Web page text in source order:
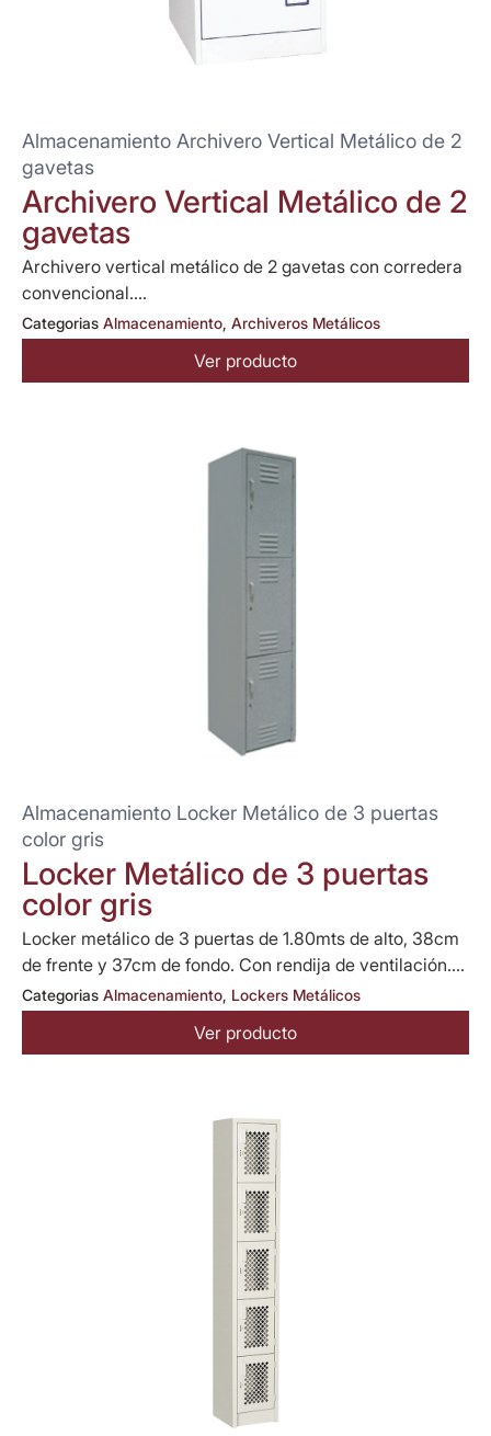
Almacenamiento Archivero Vertical Metálico de 2
gavetas
Archivero Vertical Metálico de 2
gavetas
Archivero vertical metálico de 2 gavetas con corredera
convencional....
Categorias Almacenamiento, Archiveros Metálicos
Ver producto
Almacenamiento Locker Metálico de 3 puertas
color gris
Locker Metálico de 3 puertas
color gris
Locker metálico de 3 puertas de 1.80mts de alto, 38cm
de frente y 37cm de fondo. Con rendija de ventilación....
Categorias Almacenamiento, Lockers Metálicos
Ver producto